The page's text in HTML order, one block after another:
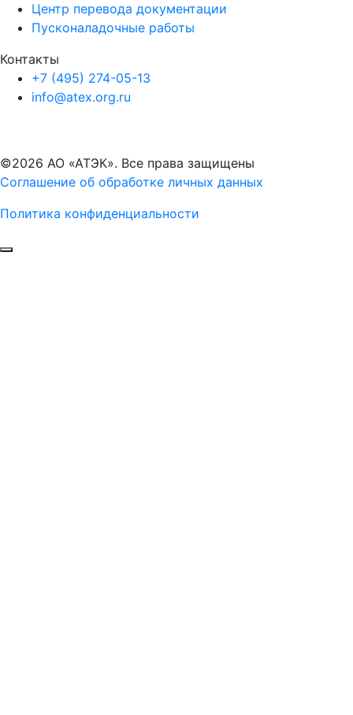
Центр перевода документации
Пусконаладочные работы
Контакты
+7 (495) 274-05-13
info@atex.org.ru
©2026 АО «АТЭК». Все права защищены
Соглашение об обработке личных данных
Политика конфиденциальности